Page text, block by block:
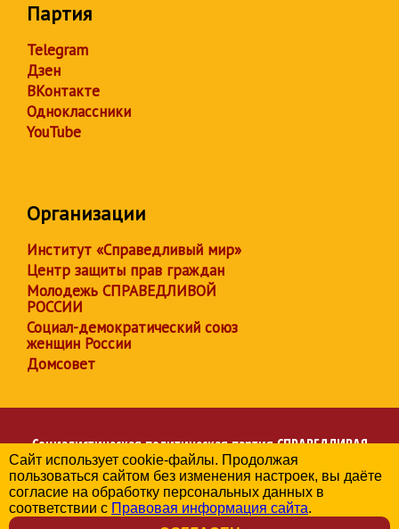
Партия
Telegram
Дзен
ВКонтакте
Одноклассники
YouTube
Организации
Институт «Справедливый мир»
Центр защиты прав граждан
Молодежь СПРАВЕДЛИВОЙ
РОССИИ
Социал-демократический союз
женщин России
Домсовет
Социалистическая политическая партияСПРАВЕДЛИВАЯ
РОССИЯ
Региональное отделение партии в Республике Дагестан
© 2006-2026
Политика в отношении обработки персональных данных
Сайт использует cookie-файлы. Продолжая
пользоваться сайтом без изменения настроек, вы даёте
согласие на обработку персональных данных в
соответствии с Правовая информация сайта.